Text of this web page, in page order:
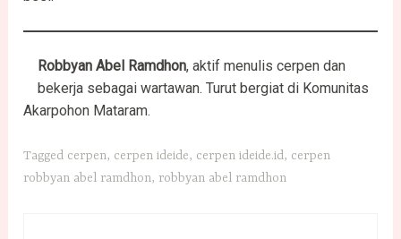
Robbyan Abel Ramdhon, aktif menulis cerpen dan
bekerja sebagai wartawan. Turut bergiat di Komunitas
Akarpohon Mataram.
Tagged cerpen, cerpen ideide, cerpen ideide.id, cerpen
robbyan abel ramdhon, robbyan abel ramdhon